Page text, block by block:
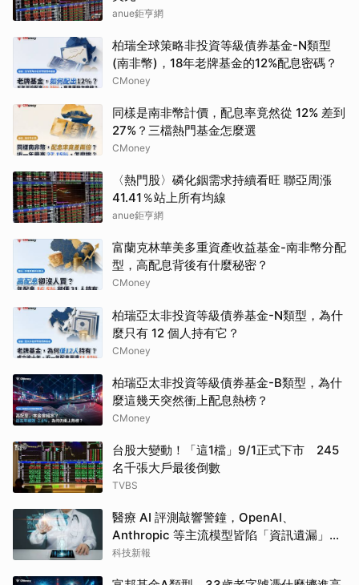
anue鉅亨網
柏瑞全球策略非投資等級債券基金-N類型
(南非幣)，18年老牌基金的12%配息密碼？
CMoney
同樣是南非幣計價，配息率竟然從 12% 差到
27%？三檔熱門基金怎麼選
CMoney
〈熱門股〉磷化銦需求持續看旺 聯亞周漲
41.41％站上所有均線
anue鉅亨網
富蘭克林華美多重資產收益基金-南非幣分配
型，高配息背後有什麼秘密？
CMoney
柏瑞亞太非投資等級債券基金-N類型，為什
麼只有 12 個人持有它？
CMoney
柏瑞亞太非投資等級債券基金-B類型，為什
麼這幾天突然衝上配息熱榜？
CMoney
台股大變動！「這1檔」9/1正式下市 245
名千張大戶最後倒數
TVBS
醫療 AI 評測敲響警鐘，OpenAI、
Anthropic 等主流模型皆陷「資訊遺漏」盲
點
科技新報